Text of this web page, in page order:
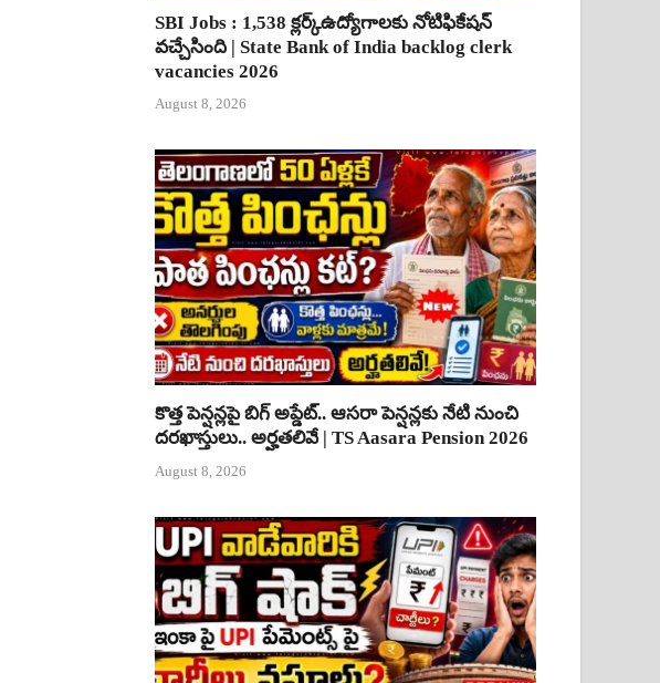
SBI Jobs : 1,538 క్లర్క్ఉద్యోగాలకు నోటిఫికేషన్
వచ్చేసింది | State Bank of India backlog clerk
vacancies 2026
August 8, 2026
కొత్త పెన్షన్లపై బిగ్ అప్డేట్.. ఆసరా పెన్షన్లకు నేటి నుంచి
దరఖాస్తులు.. అర్హతలివే | TS Aasara Pension 2026
August 8, 2026